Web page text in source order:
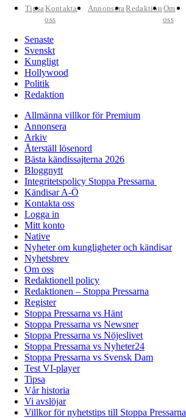
TipsaKontakta
oss
AnnonseraRedaktion Om
oss
Senaste
Svenskt
Kungligt
Hollywood
Politik
Redaktion
Allmänna villkor för Premium
Annonsera
Arkiv
Återställ lösenord
Bästa kändissajterna 2026
Bloggnytt
Integritetspolicy Stoppa Pressarna
Kändisar A-Ö
Kontakta oss
Logga in
Mitt konto
Native
Nyheter om kungligheter och kändisar
Nyhetsbrev
Om oss
Redaktionell policy
Redaktionen – Stoppa Pressarna
Register
Stoppa Pressarna vs Hänt
Stoppa Pressarna vs Newsner
Stoppa Pressarna vs Nöjeslivet
Stoppa Pressarna vs Nyheter24
Stoppa Pressarna vs Svensk Dam
Test VI-player
Tipsa
Vår historia
Vi avslöjar
Villkor för nyhetstips till Stoppa Pressarna